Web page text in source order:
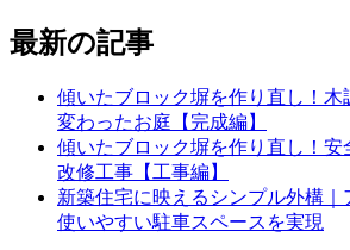
最新の記事
傾いたブロック塀を作り直し！木
変わったお庭【完成編】
傾いたブロック塀を作り直し！安
改修工事【工事編】
新築住宅に映えるシンプル外構
使いやすい駐車スペースを実現